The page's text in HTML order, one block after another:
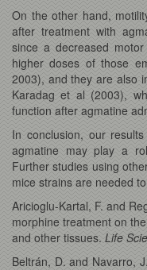
On the other hand,
after treatment with
since a decreased
higher doses of those
2003), and they are also
Karadag et al (2003),
function after agmatine
In conclusion, our
agmatine may play a
Further studies using
mice strains are needed
Aricioglu-Kartal, F. and
morphine treatment on
and other tissues. Life
Beltrán, D. and Navarro,